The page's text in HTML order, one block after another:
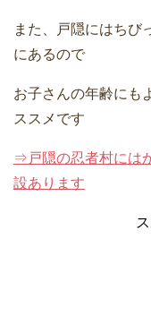
また、戸隠にはちび
にあるので
お子さんの年齢にも
ススメです
⇒戸隠の忍者村には
設あります